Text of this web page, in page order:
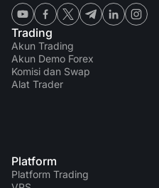
Trading
Akun Trading
Akun Demo Forex
Komisi dan Swap
Alat Trader
Platform
Platform Trading